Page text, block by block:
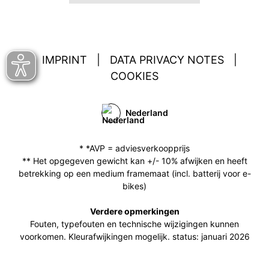
IMPRINT DATA PRIVACY NOTES
COOKIES
Nederland
* *AVP = adviesverkoopprijs
** Het opgegeven gewicht kan +/- 10% afwijken en heeft
betrekking op een medium framemaat (incl. batterij voor e-
bikes)
Verdere opmerkingen
Fouten, typefouten en technische wijzigingen kunnen
voorkomen. Kleurafwijkingen mogelijk. status: januari 2026